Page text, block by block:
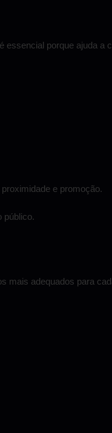
porque ajuda a
e promoção.
público.
adequados para